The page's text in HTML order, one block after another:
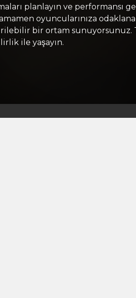
planlayın ve performansı
oyuncularınıza
bir ortam
ile yaşayın.